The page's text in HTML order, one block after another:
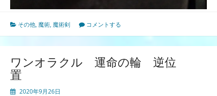
その他, 魔術, 魔術剣 コメントする
ワンオラクル 運命の輪 逆位
置
2020年9月26日